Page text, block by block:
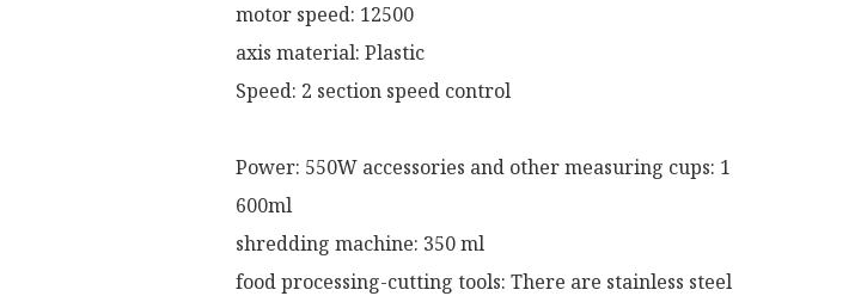
motor speed: 12500
axis material: Plastic
Speed: 2 section speed control
Power: 550W accessories and other measuring cups: 1
600ml
shredding machine: 350 ml
food processing-cutting tools: There are stainless steel